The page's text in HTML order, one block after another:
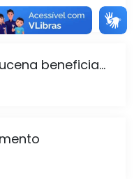
beneficia...